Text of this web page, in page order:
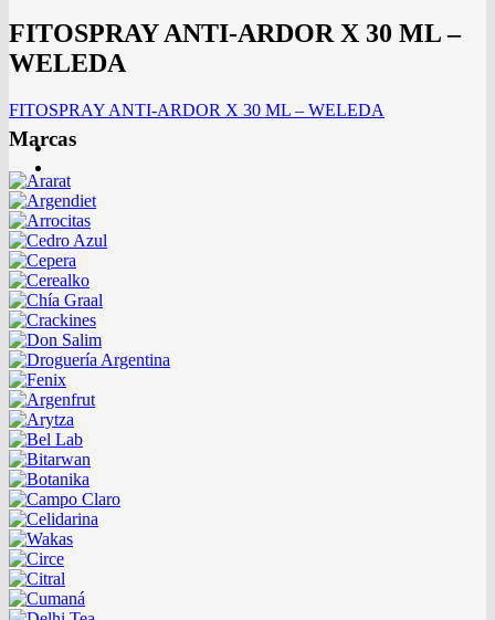
FITOSPRAY ANTI-ARDOR X 30 ML –
WELEDA
FITOSPRAY ANTI-ARDOR X 30 ML – WELEDA
Marcas